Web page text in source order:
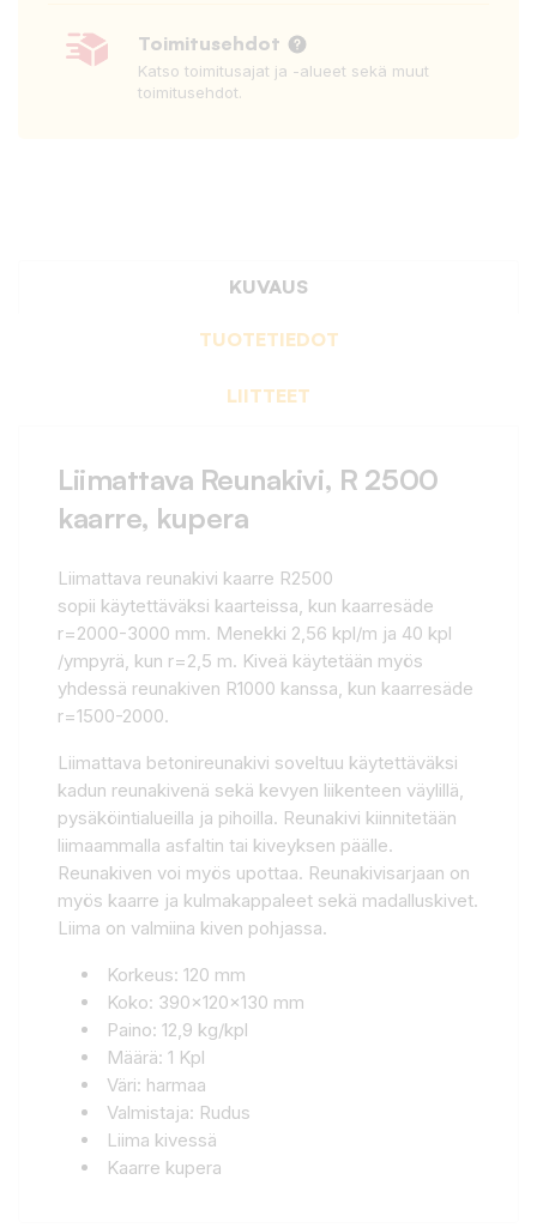
Toimitusehdot
Katso toimitusajat ja -alueet sekä muut
toimitusehdot.
KUVAUS
TUOTETIEDOT
LIITTEET
Liimattava Reunakivi, R 2500
kaarre, kupera
Liimattava reunakivi kaarre R2500
sopii käytettäväksi kaarteissa, kun kaarresäde
r=2000-3000 mm. Menekki 2,56 kpl/m ja 40 kpl
/ympyrä, kun r=2,5 m. Kiveä käytetään myös
yhdessä reunakiven R1000 kanssa, kun kaarresäde
r=1500-2000.
Liimattava betonireunakivi soveltuu käytettäväksi
kadun reunakivenä sekä kevyen liikenteen väylillä,
pysäköintialueilla ja pihoilla. Reunakivi kiinnitetään
liimaammalla asfaltin tai kiveyksen päälle.
Reunakiven voi myös upottaa. Reunakivisarjaan on
myös kaarre ja kulmakappaleet sekä madalluskivet.
Liima on valmiina kiven pohjassa.
Korkeus: 120 mm
Koko: 390x120x130 mm
Paino: 12,9 kg/kpl
Määrä: 1 Kpl
Väri: harmaa
Valmistaja: Rudus
Liima kivessä
Kaarre kupera